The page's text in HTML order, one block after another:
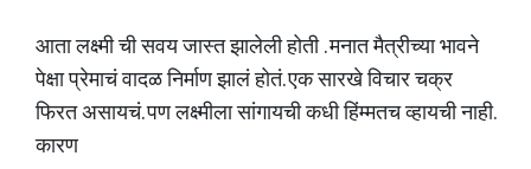
आता लक्ष्मी ची सवय जास्त झालेली होती . मनात मैत्रीच्या भावने
पेक्षा प्रेमाचं वादळ निर्माण झालं होतं. एक सारखे विचार चक्र
फिरत असायचं. पण लक्ष्मीला सांगायची कधी हिंम्मतच व्हायची नाही.
कारण